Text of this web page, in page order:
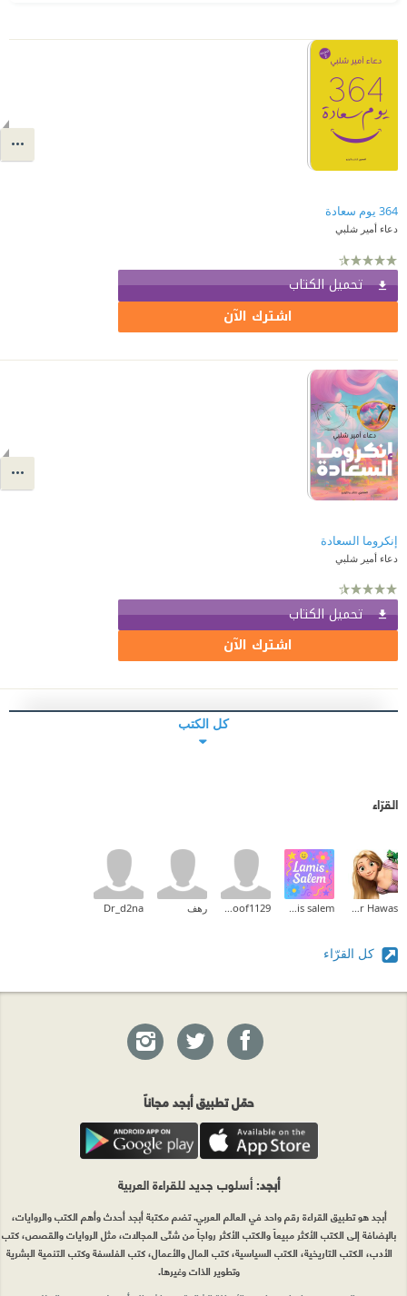
364 يوم سعادة
دعاء أمير شلبي
تحميل الكتاب
اشترك الآن
إنكروما السعادة
دعاء أمير شلبي
تحميل الكتاب
اشترك الآن
كل الكتب
القرّاء
رهف Dr_d2na
كل القرّاء
حمّل تطبيق أبجد مجاناً
أبجد: أسلوب جديد للقراءة العربية
أبجد هو تطبيق القراءة رقم واحد في العالم العربي. تضم مكتبة أبجد أحدث وأهم الكتب والروايات،
بالإضافة إلى الكتب الأكثر مبيعاً والكتب الأكثر رواجاً من شتّى المجالات، مثل الروايات والقصص، كتب
الأدب، الكتب التاريخية، الكتب السياسية، كتب المال والأعمال، كتب الفلسفة وكتب التنمية البشرية
وتطوير الذات وغيرها.